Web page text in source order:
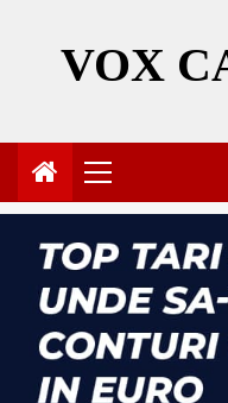
VOX
Primary
Menu